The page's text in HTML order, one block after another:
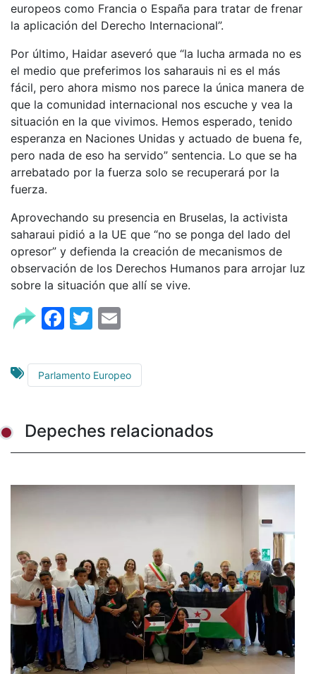
europeos como Francia o España para tratar de frenar
la aplicación del Derecho Internacional”.
Por último, Haidar aseveró que “la lucha armada no es
el medio que preferimos los saharauis ni es el más
fácil, pero ahora mismo nos parece la única manera de
que la comunidad internacional nos escuche y vea la
situación en la que vivimos. Hemos esperado, tenido
esperanza en Naciones Unidas y actuado de buena fe,
pero nada de eso ha servido” sentencia. Lo que se ha
arrebatado por la fuerza solo se recuperará por la
fuerza.
Aprovechando su presencia en Bruselas, la activista
saharaui pidió a la UE que “no se ponga del lado del
opresor” y defienda la creación de mecanismos de
observación de los Derechos Humanos para arrojar luz
sobre la situación que allí se vive.
Facebook
Twitter
Parlamento Europeo
Depeches relacionados